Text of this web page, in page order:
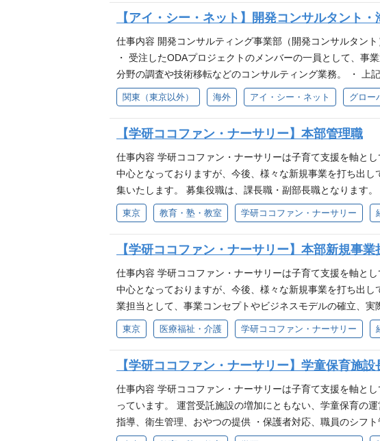
【アイ・シー・ネット】開発コンサルタント
仕事内容 開発コンサルティング事業部（開発コンサルタン
・ 受注したODAプロジェクトのメンバーの一員として、事
分野の調査や技術移転などのコンサルティング業務。 ・ 上
・ 民間企業の海外（主に、開発途上国）進出に係るコンサ
業務に係る各種営業・広報活動。 募集要項や応募方法の詳
（政府開発援助）プロジェクトを実施。途上国でのネット
研グループのグローバル展開も推進するなど多角的な事業
7階
関東（東京以外） 海外 アイ・シー・ネット グロー
【学研ココファン・ナーサリー】本部管理職
仕事内容 学研ココファン・ナーサリーは子育て支援を軸と
中心となっておりますが、今後、様々な新規事業を打ち出
集いたします。 募集役職は、課長職・副部長職となります
す。 【管理部門】 自治体請求業務（保育園・学童・児童発
改善 その他、バックオフィス全般 （副部長職）部長業務の
ト及び改善案の立案・実行 本部施策や施設要望について、
職）部長業務の補佐、運営施設に関する改善策立案・実行
像 相手の立場・考えを尊重したうえで、自らの意見を発信
いう志をお持ちの方 各部門や人員と円滑な調整ができる方
ル・経験保育園・学童・児童発達支援の業界経験 上記業態
研ココファン・ナーサリー https://nursery.cocofump.co.jp/
東京 教育・塾・教室 学研ココファン・ナーサリー
【学研ココファン・ナーサリー】本部新規事業
仕事内容 学研ココファン・ナーサリーは子育て支援を軸と
中心となっておりますが、今後、様々な新規事業を打ち出
業担当として、事業コンセプトやビジネスモデルの確立、
営まで幅広く担当できます。 利用者の成長や成果を日々実
利用者や地域ニーズの分析 サービス内容と地域ニーズの両
ゼロから創ることに楽しみを感じる方 歓迎スキル・経験 障
会貢献度の高い仕事に就きたい方 新しいことへの挑戦意欲
ーサリー https://nursery.cocofump.co.jp/company/ 事業内容
サービス提供対象を拡大予定。 所在地 〒141-0031 東京
東京 医療福祉・介護 学研ココファン・ナーサリー
【学研ココファン・ナーサリー】学童保育施設
仕事内容 学研ココファン・ナーサリーは子育て支援を軸と
っています。 運営受託施設の増加にともない、学童保育の
指導、衛生管理、おやつの提供 ・保護者対応、職員のシフ
携・協力 ・そのほか施設運営に関わる事項 遊びを通して１